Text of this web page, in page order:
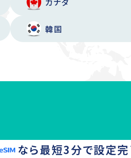
韓国
なら最短3分で設定完